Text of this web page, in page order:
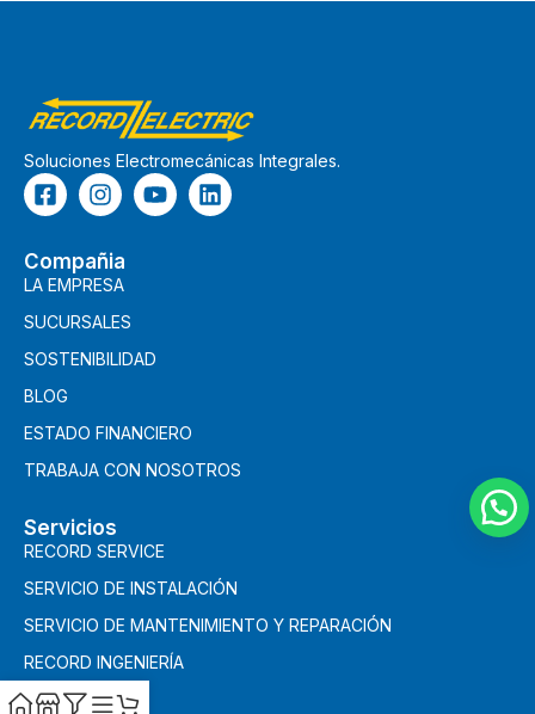
Soluciones Electromecánicas Integrales.
Compañia
LA EMPRESA
SUCURSALES
SOSTENIBILIDAD
BLOG
ESTADO FINANCIERO
TRABAJA CON NOSOTROS
Servicios
RECORD SERVICE
SERVICIO DE INSTALACIÓN
SERVICIO DE MANTENIMIENTO Y REPARACIÓN
RECORD INGENIERÍA